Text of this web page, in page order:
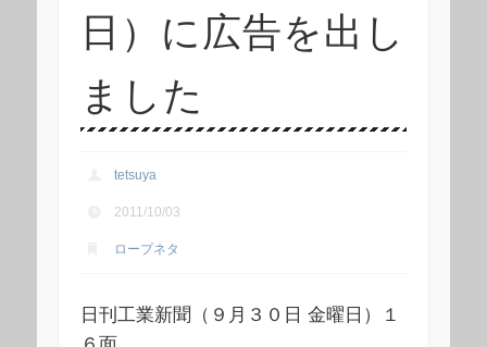
サイ
ト 中
業株
日）に広告を出し
ました
tetsuya
2011/10/03
ロープネタ
日刊工業新聞（９月３０日 金曜日）１